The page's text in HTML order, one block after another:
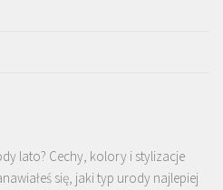
lato? Cechy, kolory i stylizacje
się, jaki typ urody najlepiej